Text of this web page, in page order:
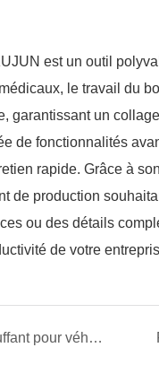
est un outil
le travail du
garantissant un
de fonctionnalités
rapide. Grâce à
de production
ou des détails
de votre
Comment fabriquer un coussin chauffant pour véhicule à énergie nouvelle ?